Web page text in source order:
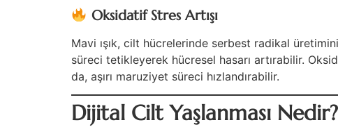
Oksidatif Stres Artışı
Mavi ışık, cilt hücrelerinde serbest radikal
süreci tetikleyerek hücresel hasarı artırabilir.
da, aşırı maruziyet süreci hızlandırabilir.
Dijital Cilt Yaşlanması Nedir?